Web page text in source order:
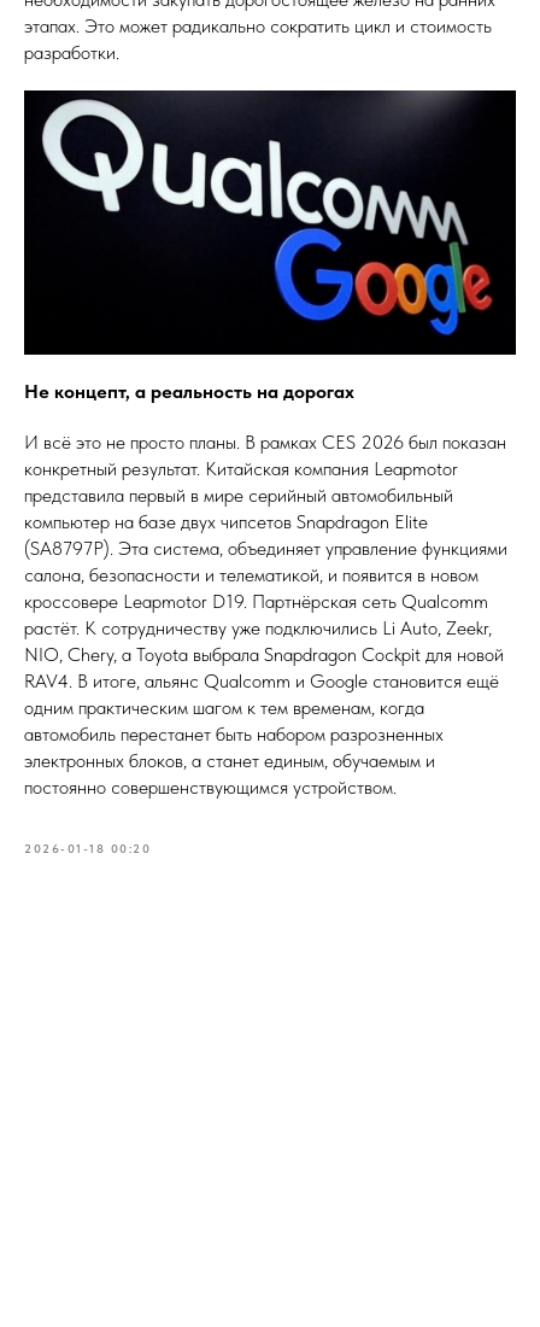
этапах. Это может радикально сократить цикл и стоимость
разработки.
Не концепт, а реальность на дорогах
И всё это не просто планы. В рамках CES 2026 был показан
конкретный результат. Китайская компания Leapmotor
представила первый в мире серийный автомобильный
компьютер на базе двух чипсетов Snapdragon Elite
(SA8797P). Эта система, объединяет управление функциями
салона, безопасности и телематикой, и появится в новом
кроссовере Leapmotor D19. Партнёрская сеть Qualcomm
растёт. К сотрудничеству уже подключились Li Auto, Zeekr,
NIO, Chery, а Toyota выбрала Snapdragon Cockpit для новой
RAV4. В итоге, альянс Qualcomm и Google становится ещё
одним практическим шагом к тем временам, когда
автомобиль перестанет быть набором разрозненных
электронных блоков, а станет единым, обучаемым и
постоянно совершенствующимся устройством.
2026-01-18 00:20